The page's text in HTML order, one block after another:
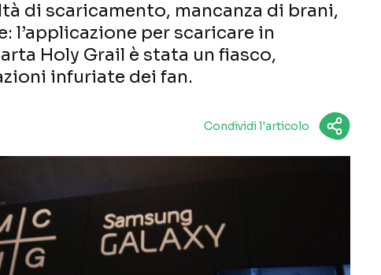
di scaricamento, mancanza di brani,
l’applicazione per scaricare in
Holy Grail è stata un fiasco,
infuriate dei fan.
Condividi l'articolo